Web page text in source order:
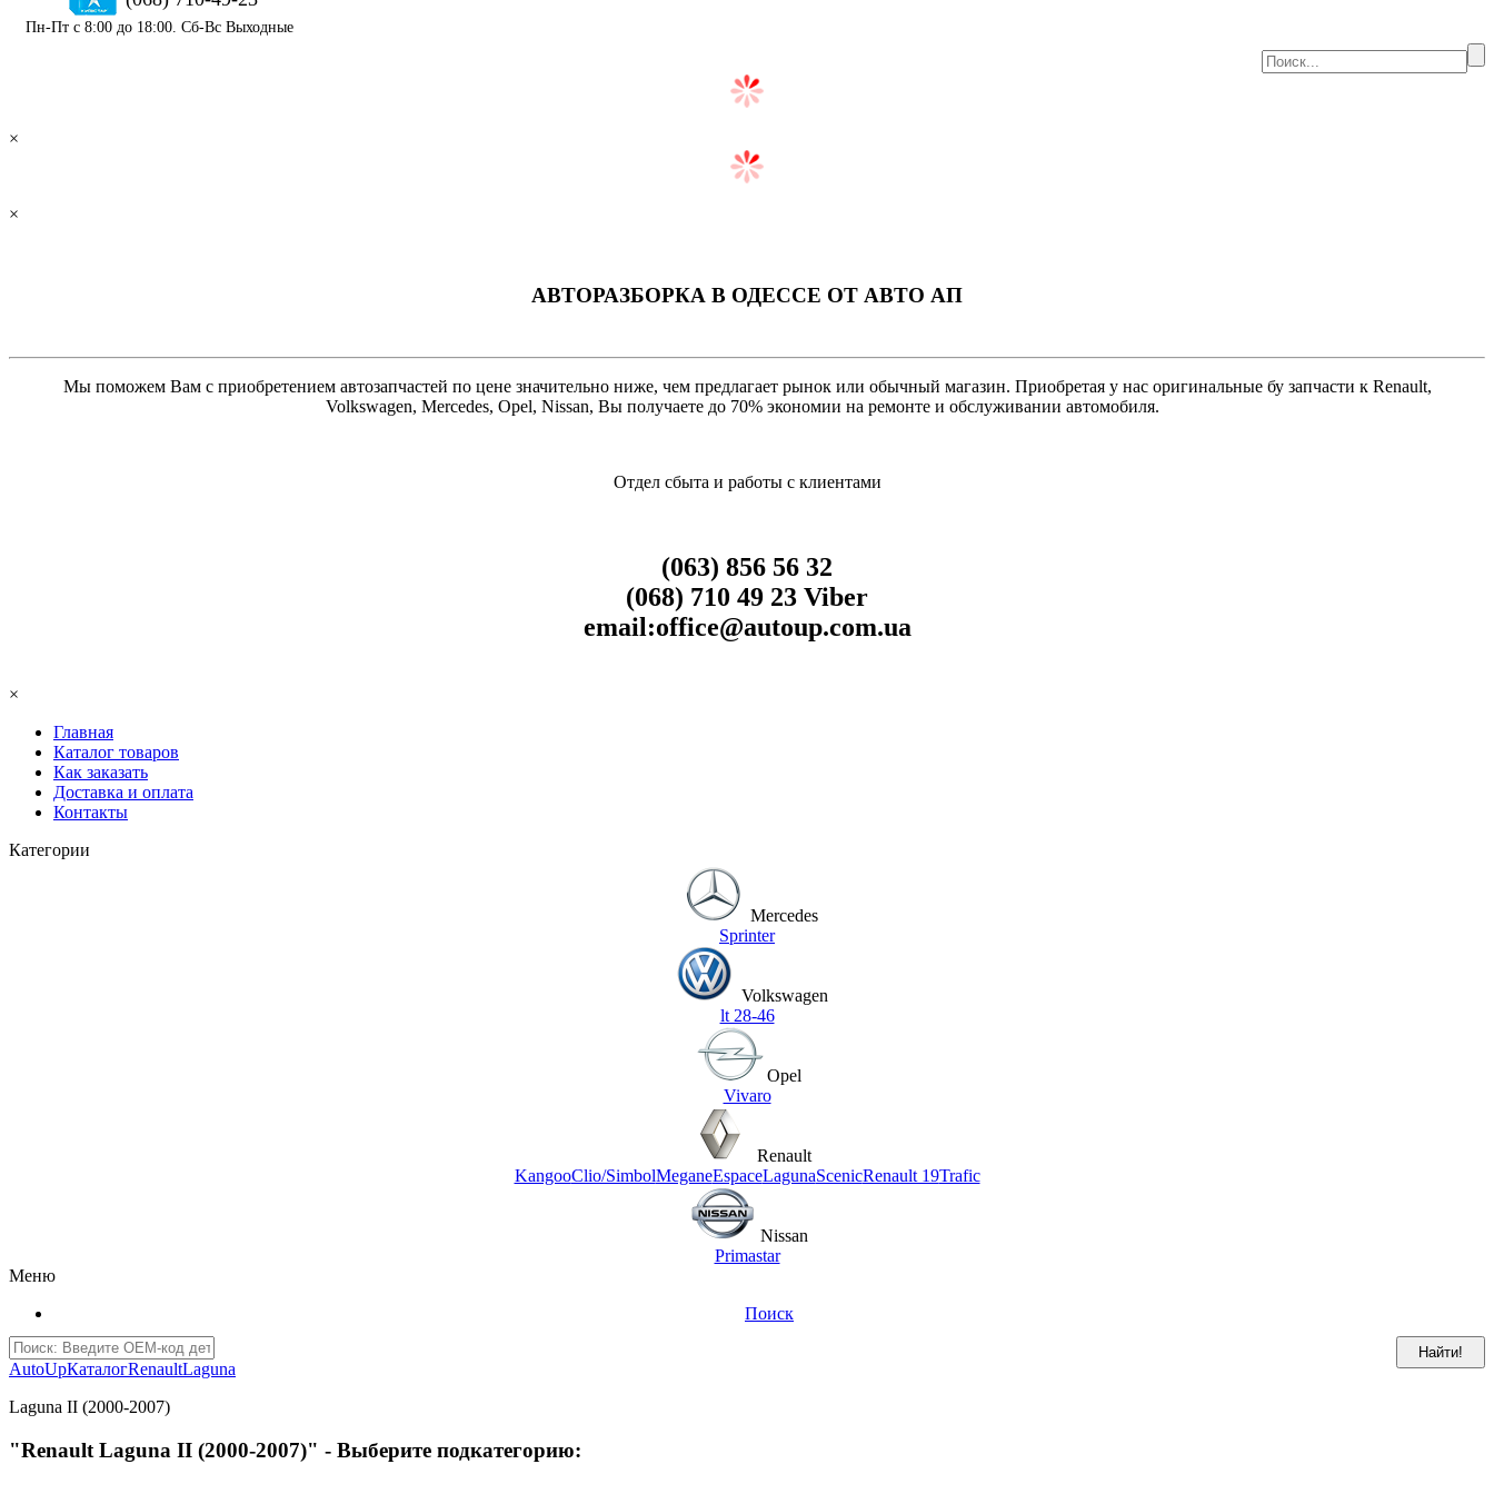
Пн-Пт с 8:00 до 18:00. Сб-Вс Выходные
×
×
АВТОРАЗБОРКА В ОДЕССЕ ОТ AВТО АП
Мы поможем Вам с приобретением автозапчастей по цене значительно ниже, чем предлагает рынок или обычный магазин. Приобретая у нас оригинальные бу запчасти к Renault,
Volkswagen, Mercedes, Opel, Nissan, Вы получаете до 70% экономии на ремонте и обслуживании автомобиля.
Отдел сбыта и работы с клиентами
(063) 856 56 32
(068) 710 49 23 Viber
email:office@autoup.com.ua
×
Главная
Каталог товаров
Как заказать
Доставка и оплата
Контакты
Категории
Mercedes
Sprinter
Volkswagen
lt 28-46
Opel
Vivaro
Renault
KangooClio/SimbolMeganeEspaceLagunaScenicRenault 19Trafic
Nissan
Primastar
Меню
Поиск
AutoUpКаталогRenaultLaguna
Laguna II (2000-2007)
"Renault Laguna II (2000-2007)" - Выберите подкатегорию: